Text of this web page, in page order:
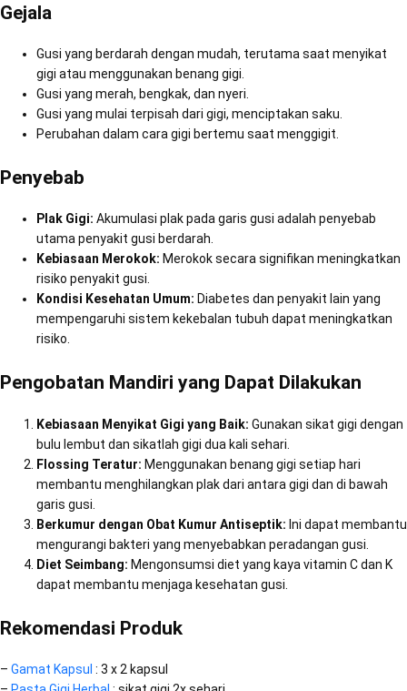
Gejala
Gusi yang berdarah dengan mudah, terutama saat menyikat
gigi atau menggunakan benang gigi.
Gusi yang merah, bengkak, dan nyeri.
Gusi yang mulai terpisah dari gigi, menciptakan saku.
Perubahan dalam cara gigi bertemu saat menggigit.
Penyebab
Plak Gigi: Akumulasi plak pada garis gusi adalah penyebab
utama penyakit gusi berdarah.
Kebiasaan Merokok: Merokok secara signifikan meningkatkan
risiko penyakit gusi.
Kondisi Kesehatan Umum: Diabetes dan penyakit lain yang
mempengaruhi sistem kekebalan tubuh dapat meningkatkan
risiko.
Pengobatan Mandiri yang Dapat Dilakukan
Kebiasaan Menyikat Gigi yang Baik: Gunakan sikat gigi dengan
bulu lembut dan sikatlah gigi dua kali sehari.
Flossing Teratur: Menggunakan benang gigi setiap hari
membantu menghilangkan plak dari antara gigi dan di bawah
garis gusi.
Berkumur dengan Obat Kumur Antiseptik: Ini dapat membantu
mengurangi bakteri yang menyebabkan peradangan gusi.
Diet Seimbang: Mengonsumsi diet yang kaya vitamin C dan K
dapat membantu menjaga kesehatan gusi.
Rekomendasi Produk
– Gamat Kapsul : 3 x 2 kapsul